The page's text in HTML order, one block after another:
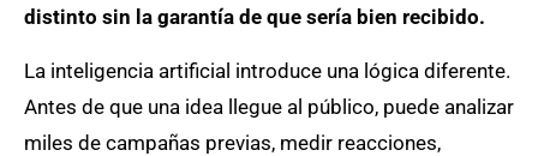
distinto sin la garantía de que sería bien recibido.
La inteligencia artificial introduce una lógica diferente.
Antes de que una idea llegue al público, puede analizar
miles de campañas previas, medir reacciones,